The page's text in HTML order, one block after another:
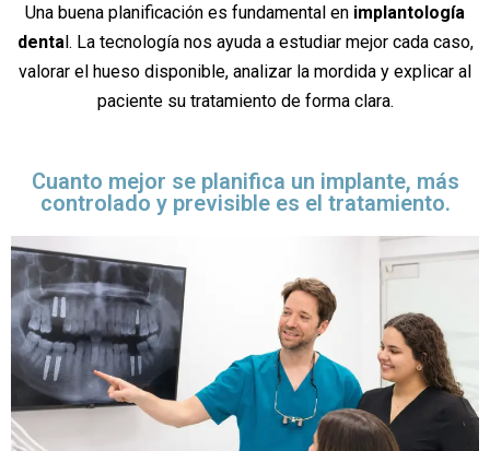
Una buena planificación es fundamental en implantología
dental. La tecnología nos ayuda a estudiar mejor cada caso,
valorar el hueso disponible, analizar la mordida y explicar al
paciente su tratamiento de forma clara.
Cuanto mejor se planifica un implante, más
controlado y previsible es el tratamiento.